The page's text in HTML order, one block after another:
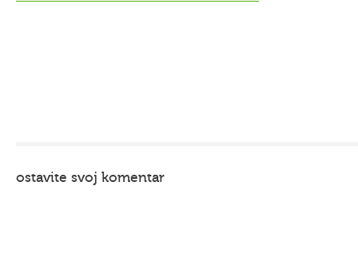
ostavite svoj komentar